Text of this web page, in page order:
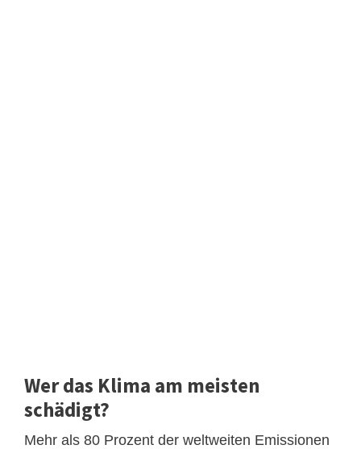
Wer das Klima am meisten
schädigt?
Mehr als 80 Prozent der weltweiten Emissionen